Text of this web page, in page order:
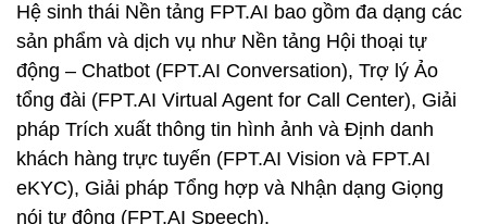
Hệ sinh thái Nền tảng FPT.AI bao gồm đa dạng các
sản phẩm và dịch vụ như Nền tảng Hội thoại tự
động – Chatbot (FPT.AI Conversation), Trợ lý Ảo
tổng đài (FPT.AI Virtual Agent for Call Center), Giải
pháp Trích xuất thông tin hình ảnh và Định danh
khách hàng trực tuyến (FPT.AI Vision và FPT.AI
eKYC), Giải pháp Tổng hợp và Nhận dạng Giọng
nói tự động (FPT.AI Speech).